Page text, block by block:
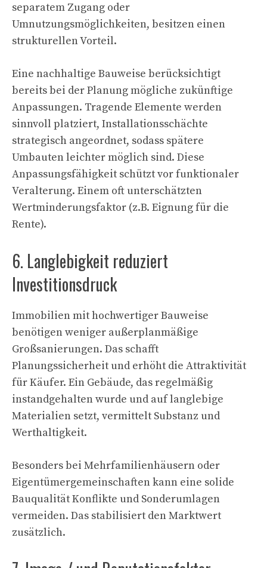
separatem Zugang oder
Umnutzungsmöglichkeiten, besitzen einen
strukturellen Vorteil.
Eine nachhaltige Bauweise berücksichtigt
bereits bei der Planung mögliche zukünftige
Anpassungen. Tragende Elemente werden
sinnvoll platziert, Installationsschächte
strategisch angeordnet, sodass spätere
Umbauten leichter möglich sind. Diese
Anpassungsfähigkeit schützt vor funktionaler
Veralterung. Einem oft unterschätzten
Wertminderungsfaktor (z.B. Eignung für die
Rente).
6. Langlebigkeit reduziert
Investitionsdruck
Immobilien mit hochwertiger Bauweise
benötigen weniger außerplanmäßige
Großsanierungen. Das schafft
Planungssicherheit und erhöht die Attraktivität
für Käufer. Ein Gebäude, das regelmäßig
instandgehalten wurde und auf langlebige
Materialien setzt, vermittelt Substanz und
Werthaltigkeit.
Besonders bei Mehrfamilienhäusern oder
Eigentümergemeinschaften kann eine solide
Bauqualität Konflikte und Sonderumlagen
vermeiden. Das stabilisiert den Marktwert
zusätzlich.